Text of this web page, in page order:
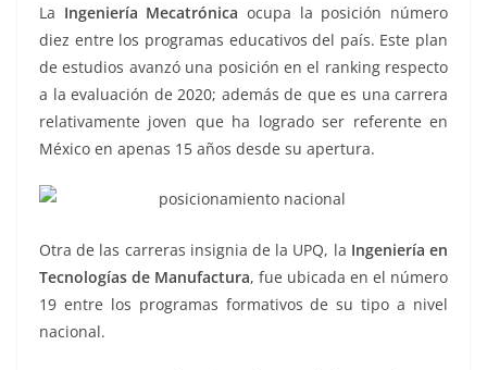
La Ingeniería Mecatrónica ocupa la posición número
diez entre los programas educativos del país. Este plan
de estudios avanzó una posición en el ranking respecto
a la evaluación de 2020; además de que es una carrera
relativamente joven que ha logrado ser referente en
México en apenas 15 años desde su apertura.
Otra de las carreras insignia de la UPQ, la Ingeniería en
Tecnologías de Manufactura, fue ubicada en el número
19 entre los programas formativos de su tipo a nivel
nacional.